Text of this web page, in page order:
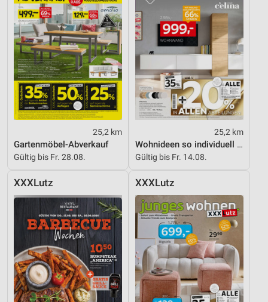
25,2 km
Gartenmöbel-Abverkauf
Gültig bis Fr. 28.08.
25,2 km
Wohnideen so individuell wie du!
Gültig bis Fr. 14.08.
XXXLutz XXXLutz